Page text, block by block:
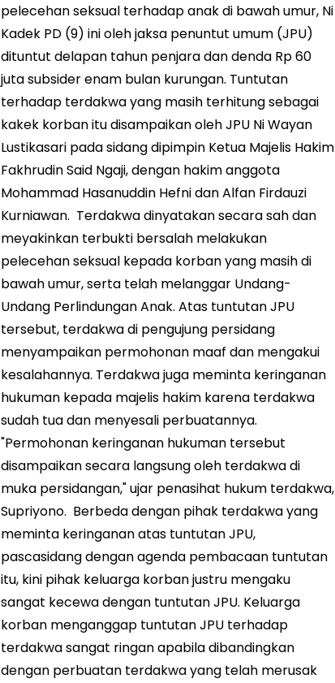
pelecehan seksual terhadap anak di bawah umur, Ni
Kadek PD (9) ini oleh jaksa penuntut umum (JPU)
dituntut delapan tahun penjara dan denda Rp 60
juta subsider enam bulan kurungan. Tuntutan
terhadap terdakwa yang masih terhitung sebagai
kakek korban itu disampaikan oleh JPU Ni Wayan
Lustikasari pada sidang dipimpin Ketua Majelis Hakim
Fakhrudin Said Ngaji, dengan hakim anggota
Mohammad Hasanuddin Hefni dan Alfan Firdauzi
Kurniawan. Terdakwa dinyatakan secara sah dan
meyakinkan terbukti bersalah melakukan
pelecehan seksual kepada korban yang masih di
bawah umur, serta telah melanggar Undang-
Undang Perlindungan Anak. Atas tuntutan JPU
tersebut, terdakwa di pengujung persidang
menyampaikan permohonan maaf dan mengakui
kesalahannya. Terdakwa juga meminta keringanan
hukuman kepada majelis hakim karena terdakwa
sudah tua dan menyesali perbuatannya.
"Permohonan keringanan hukuman tersebut
disampaikan secara langsung oleh terdakwa di
muka persidangan," ujar penasihat hukum terdakwa,
Supriyono. Berbeda dengan pihak terdakwa yang
meminta keringanan atas tuntutan JPU,
pascasidang dengan agenda pembacaan tuntutan
itu, kini pihak keluarga korban justru mengaku
sangat kecewa dengan tuntutan JPU. Keluarga
korban menganggap tuntutan JPU terhadap
terdakwa sangat ringan apabila dibandingkan
dengan perbuatan terdakwa yang telah merusak